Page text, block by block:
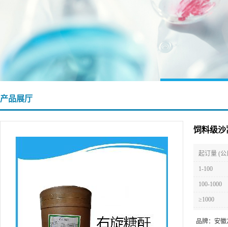
产品展厅
饲料级
起订量 (公
1-100
100-1000
≥1000
品牌： 安徽